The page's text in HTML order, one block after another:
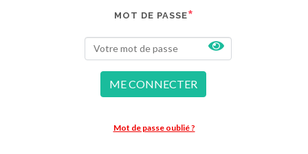
MOT DE PASSE
ME CONNECTER
Mot de passe oublié ?